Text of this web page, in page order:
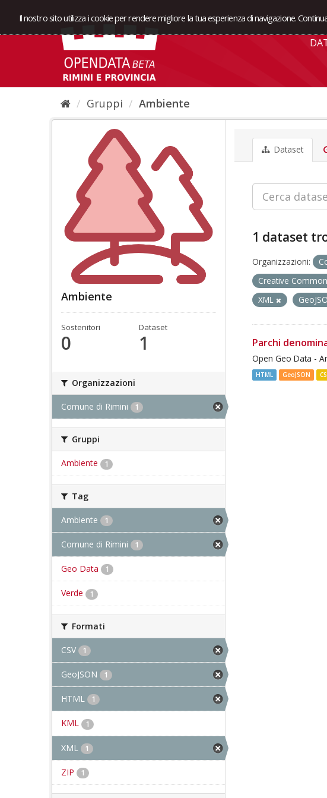
Il nostro sito utilizza i cookie per rendere migliore la tua esperienza di navigazione.
Gruppi Ambiente
Ambiente
Sostenitori
0
Dataset
1
Organizzazioni
Comune di Rimini 1
Gruppi
Ambiente 1
Tag
Ambiente 1
Comune di Rimini 1
Geo Data 1
Verde 1
Formati
CSV 1
GeoJSON 1
HTML 1
KML 1
XML 1
ZIP 1
Dataset
1 dataset
Organizzazioni:
Creative
XML
Parchi
Open Geo Data -
HTML GeoJSON